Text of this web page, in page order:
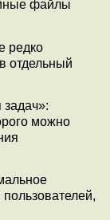
файлы
редко
отдельный
можно